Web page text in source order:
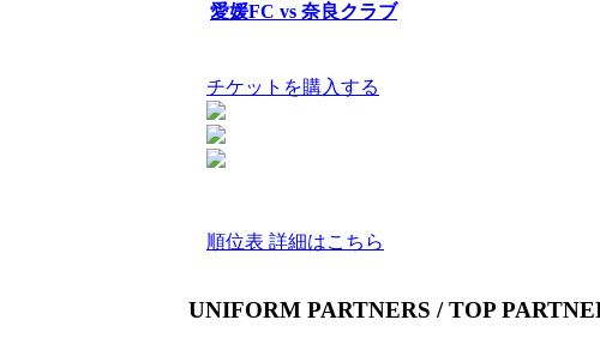
愛媛FC vs 奈良クラブ
チケットを購入する
順位表 詳細はこちら
UNIFORM PARTNERS / TOP